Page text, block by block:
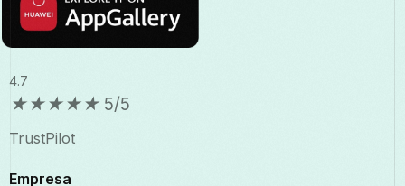
4.7
★★★★★ 5/5
TrustPilot
Empresa